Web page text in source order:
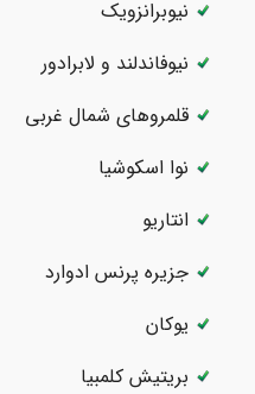
نیوبرانزویک
نیوفاندلند و لابرادور
قلمروهای شمال غربی
نوا اسکوشیا
انتاریو
جزیره پرنس ادوارد
یوکان
بریتیش کلمبیا